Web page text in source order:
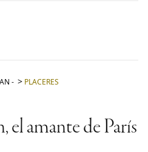
- PLACERES
el amante de París